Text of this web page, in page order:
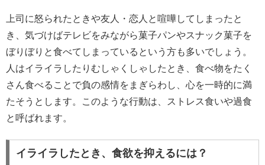
上司に怒られたときや友人・恋人と喧嘩してしまったと
き、気づけばテレビをみながら菓子パンやスナック菓子を
ぼりぼりと食べてしまっているという方も多いでしょう。
人はイライラしたりむしゃくしゃしたとき、食べ物をたく
さん食べることで負の感情をまぎらわし、心を一時的に満
たそうとします。このような行動は、ストレス食いや過食
と呼ばれます。
イライラしたとき、食欲を抑えるには？